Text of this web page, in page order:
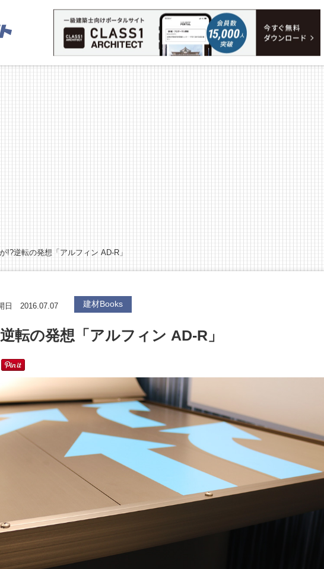
!?逆転の発想「アルフィン AD-R」
日 2016.07.07 建材Books
転の発想「アルフィン AD-R」